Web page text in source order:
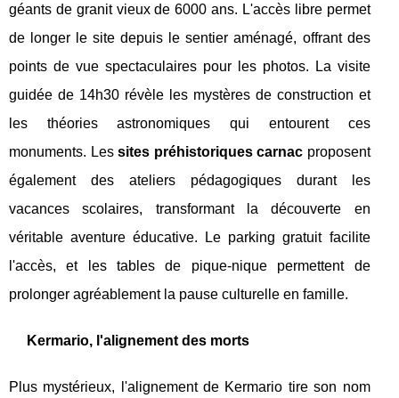
géants de granit vieux de 6000 ans. L'accès libre permet
de longer le site depuis le sentier aménagé, offrant des
points de vue spectaculaires pour les photos. La visite
guidée de 14h30 révèle les mystères de construction et
les théories astronomiques qui entourent ces
monuments. Lessites préhistoriques carnac proposent
également des ateliers pédagogiques durant les
vacances scolaires, transformant la découverte en
véritable aventure éducative. Le parking gratuit facilite
l'accès, et les tables de pique-nique permettent de
prolonger agréablement la pause culturelle en famille.
Kermario, l'alignement des morts
Plus mystérieux, l'alignement de Kermario tire son nom